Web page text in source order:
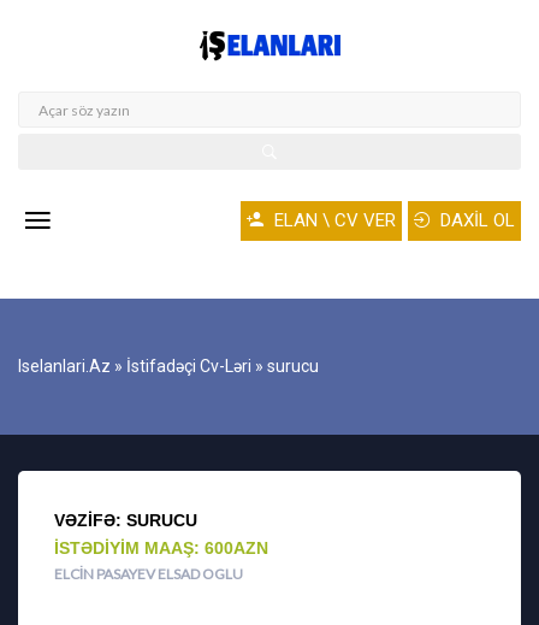
ELAN \ CV VER DAXİL OL
Iselanlari.az » İstifadəçi Cv-Ləri » surucu
VƏZIFƏ: SURUCU
İSTƏDIYIM MAAŞ: 600AZN
ELCIN PASAYEV ELSAD OGLU